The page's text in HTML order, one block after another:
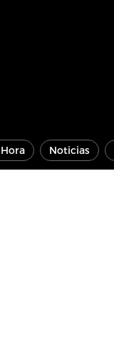
Noticias